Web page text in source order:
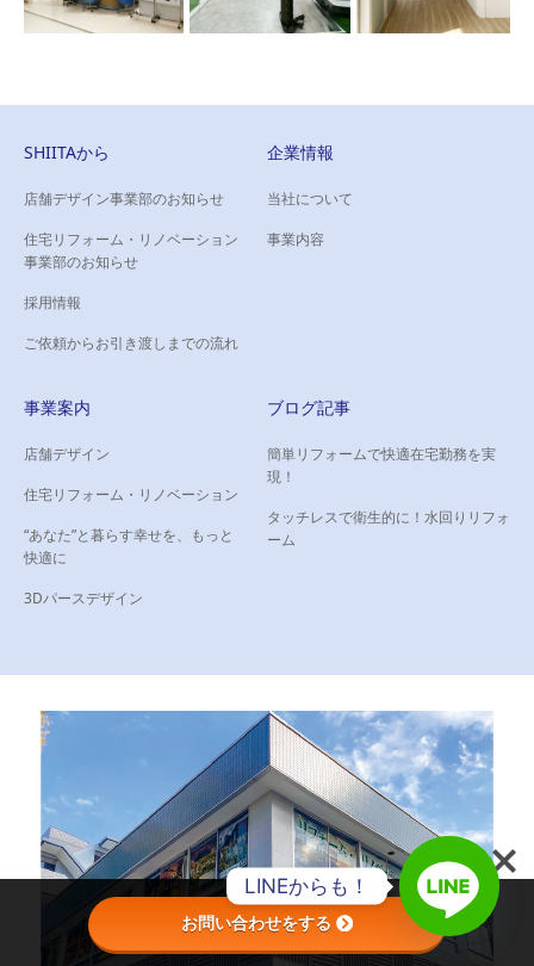
SHIITAから
店舗デザイン事業部のお知らせ
住宅リフォーム・リノベーション
事業部のお知らせ
採用情報
ご依頼からお引き渡しまでの流れ
企業情報
当社について
事業内容
事業案内
店舗デザイン
住宅リフォーム・リノベーション
“あなた”と暮らす幸せを、もっと
快適に
3Dパースデザイン
ブログ記事
簡単リフォームで快適在宅勤務を実
現！
タッチレスで衛生的に！水回りリフォ
ーム
お問い合わせをする
LINEからも！